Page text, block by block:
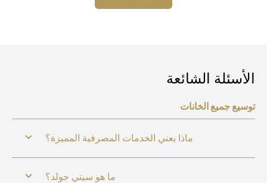
الأسئلة الشائعة
توسيع جميع الخانات
ماذا يعني الخدمات المصرفية المميزة؟
ما هو سيتي جولد؟